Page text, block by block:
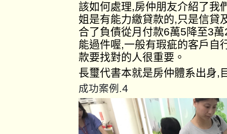
該如何處理,房仲朋友介紹了我
姐是有能力繳貸款的,只是信貸
合了負債從月付款6萬5降至3
能過件喔,一般有瑕疵的客戶自
款要找對的人很重要。
長璽代書本就是房仲體系出身,
成功案例.4